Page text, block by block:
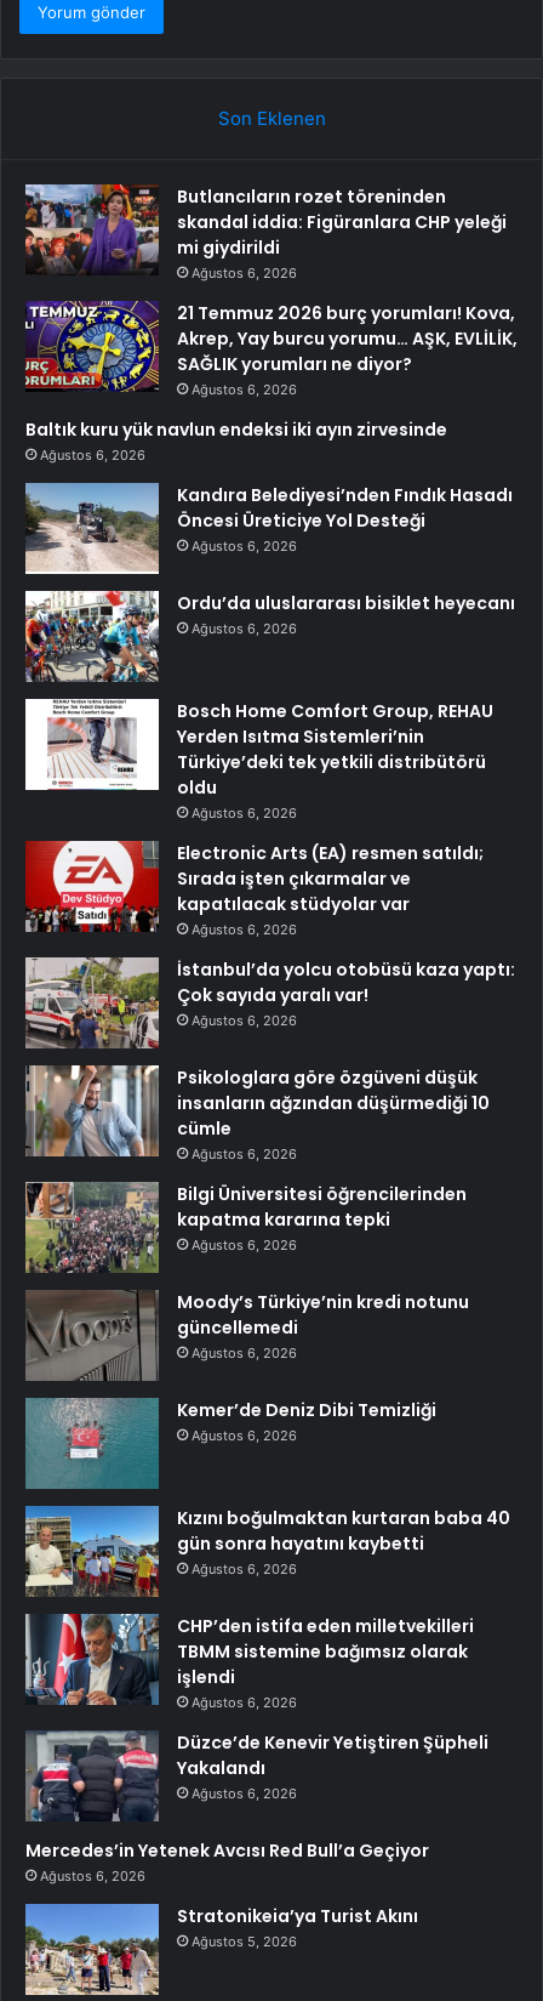
Son Eklenen
Butlancıların rozet töreninden
skandal iddia: Figüranlara CHP yeleği
mi giydirildi
Ağustos 6, 2026
21 Temmuz 2026 burç yorumları! Kova,
Akrep, Yay burcu yorumu… AŞK, EVLİLİK,
SAĞLIK yorumları ne diyor?
Ağustos 6, 2026
Baltık kuru yük navlun endeksi iki ayın zirvesinde
Ağustos 6, 2026
Kandıra Belediyesi’nden Fındık Hasadı
Öncesi Üreticiye Yol Desteği
Ağustos 6, 2026
Ordu’da uluslararası bisiklet heyecanı
Ağustos 6, 2026
Bosch Home Comfort Group, REHAU
Yerden Isıtma Sistemleri’nin
Türkiye’deki tek yetkili distribütörü
oldu
Ağustos 6, 2026
Electronic Arts (EA) resmen satıldı;
Sırada işten çıkarmalar ve
kapatılacak stüdyolar var
Ağustos 6, 2026
İstanbul’da yolcu otobüsü kaza yaptı:
Çok sayıda yaralı var!
Ağustos 6, 2026
Psikologlara göre özgüveni düşük
insanların ağzından düşürmediği 10
cümle
Ağustos 6, 2026
Bilgi Üniversitesi öğrencilerinden
kapatma kararına tepki
Ağustos 6, 2026
Moody’s Türkiye’nin kredi notunu
güncellemedi
Ağustos 6, 2026
Kemer’de Deniz Dibi Temizliği
Ağustos 6, 2026
Kızını boğulmaktan kurtaran baba 40
gün sonra hayatını kaybetti
Ağustos 6, 2026
CHP’den istifa eden milletvekilleri
TBMM sistemine bağımsız olarak
işlendi
Ağustos 6, 2026
Düzce’de Kenevir Yetiştiren Şüpheli
Yakalandı
Ağustos 6, 2026
Mercedes’in Yetenek Avcısı Red Bull’a Geçiyor
Ağustos 6, 2026
Stratonikeia’ya Turist Akını
Ağustos 5, 2026